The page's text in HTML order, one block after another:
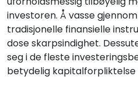
investoren. Å vasse
tradisjonelle finansielle
dose skarpsindighet.
seg i de fleste
betydelig kapitalforpliktelse